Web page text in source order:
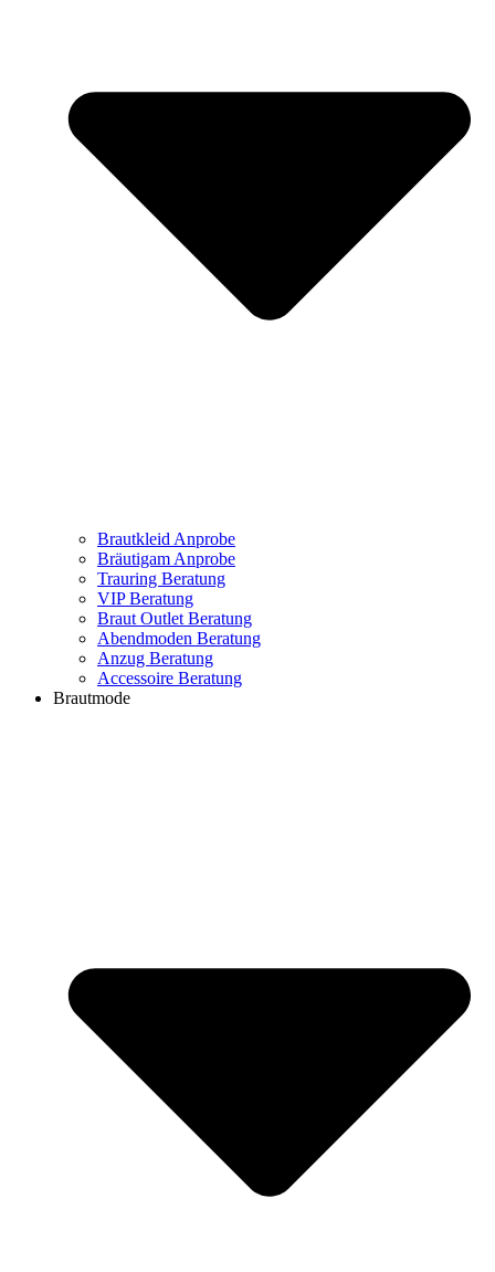
Brautkleid Anprobe
Bräutigam Anprobe
Trauring Beratung
VIP Beratung
Braut Outlet Beratung
Abendmoden Beratung
Anzug Beratung
Accessoire Beratung
Brautmode